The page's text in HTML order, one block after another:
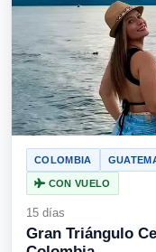
COLOMBIA
CON VUELO
15 días
Gran Triángulo